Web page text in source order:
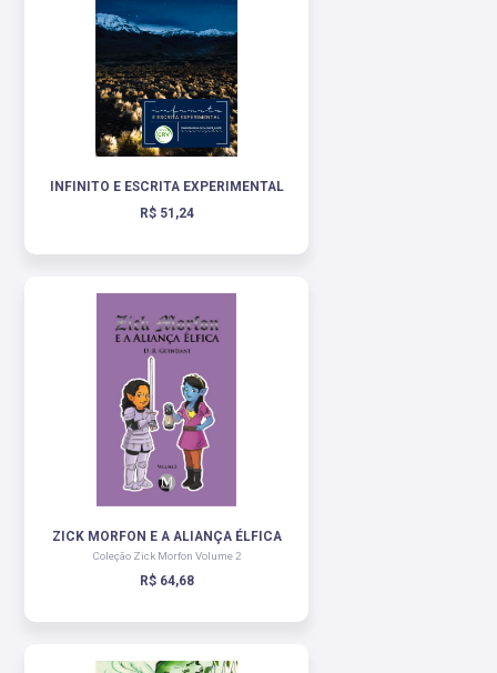
INFINITO E ESCRITA EXPERIMENTAL
R$ 51,24
ZICK MORFON E A ALIANÇA ÉLFICA
Coleção Zick Morfon Volume 2
R$ 64,68